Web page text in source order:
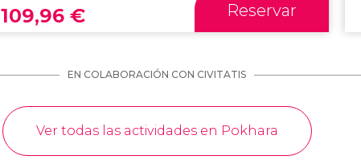
109,96 € Reservar
EN COLABORACIÓN CON CIVITATIS
Ver todas las actividades en Pokhara